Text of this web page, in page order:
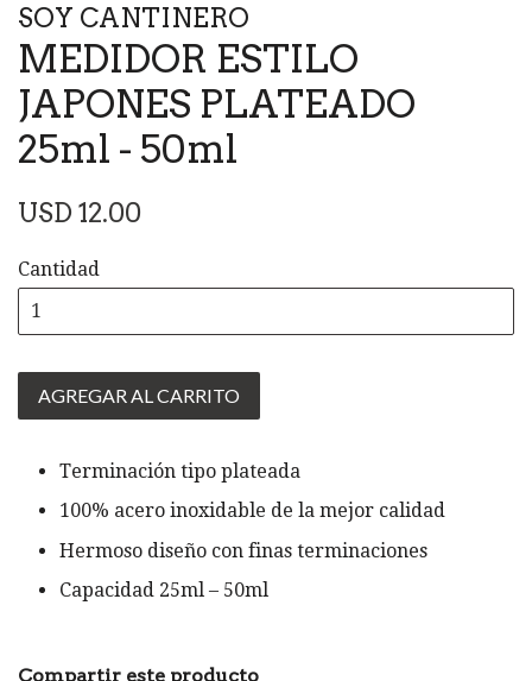
SOY CANTINERO
MEDIDOR ESTILO
JAPONES PLATEADO
25ml - 50ml
Precio
USD 12.00
Cantidad
AGREGAR AL CARRITO
Terminación tipo plateada
100% acero inoxidable de la mejor calidad
Hermoso diseño con finas terminaciones
Capacidad 25ml – 50ml
Compartir este producto